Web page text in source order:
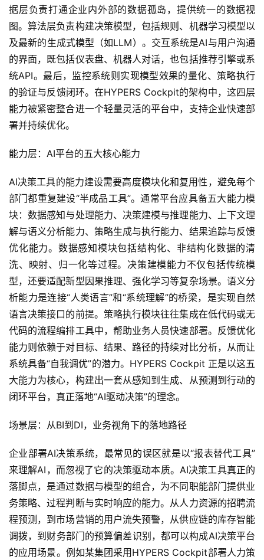
据层负责打通企业内外部的数据孤岛，提供统一的数据视
图。算法层负责构建决策模型，包括规则、机器学习模型以
及最新的生成式模型（如LLM）。交互系统是AI与用户沟通
的界面，既包括仪表盘、机器人对话，也包括推荐引擎或系
统API。最后，监控系统则实现模型效果的量化、策略执行
的验证与反馈闭环。在HYPERS Cockpit的架构中，这四层
能力被紧密整合进一个轻量灵活的平台中，支持企业快速部
署并持续优化。
能力层：AI平台的五大核心能力
AI决策工具的能力建设需要高度模块化和复用性，避免每个
部门都重复建设“半成品工具”。通常平台应具备五大能力模
块：数据感知与处理能力、决策建模与推理能力、上下文理
解与语义分析能力、策略生成与执行能力、结果追踪与反馈
优化能力。数据感知模块包括结构化、非结构化数据的清
洗、映射、归一化等过程。决策建模能力不仅包括传统模
型，还要适配新型因果推理、强化学习等复杂场景。语义分
析能力是连接“人类语言”和“系统理解”的桥梁，是实现自然
语言决策接口的前提。策略执行模块往往集成在低代码或无
代码的流程编排工具中，帮助业务人员快速部署。反馈优化
能力则依赖于对目标、结果、路径的持续对比分析，从而让
系统具备“自我调优”的潜力。HYPERS Cockpit 正是以这五
大能力为核心，构建出一套从感知到生成、从预测到行动的
闭环平台，真正落地“AI驱动决策”的理念。
场景层：从BI到DI，业务视角下的落地路径
企业部署AI决策系统，最常见的误区就是以“报表替代工具”
来理解AI，而忽视了它的决策驱动本质。AI决策工具真正的
落脚点，是通过数据与模型的组合，为不同职能部门提供业
务策略、过程判断与实时响应的能力。从人力资源的招聘流
程预测，到市场营销的用户流失预警，从供应链的库存智能
调拨，到财务部门的预算偏差识别，都可以构成AI决策平台
的应用场景。例如某集团采用HYPERS Cockpit部署人力策